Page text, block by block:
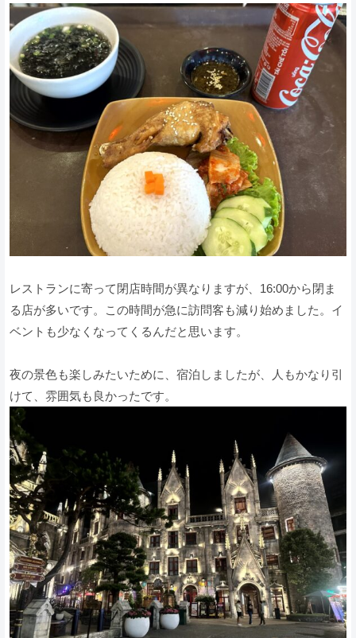
レストランに寄って閉店時間が異なりますが、16:00から閉ま
る店が多いです。この時間が急に訪問客も減り始めました。イ
ベントも少なくなってくるんだと思います。
夜の景色も楽しみたいために、宿泊しましたが、人もかなり引
けて、雰囲気も良かったです。